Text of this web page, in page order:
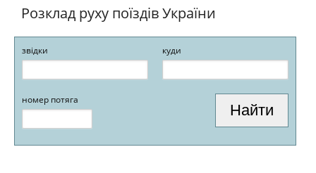
Розклад руху поїздів України
звідки куди
номер потяга